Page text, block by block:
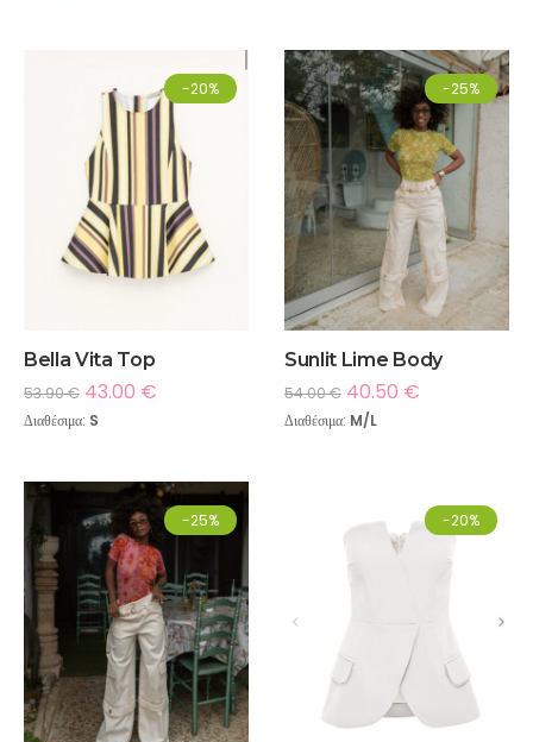
-20%
Bella Vita Top
53.90€ 43.00 €
Διαθέσιμα: S
-25%
Sunlit Lime Body
54.00€ 40.50 €
Διαθέσιμα: M/L
-25% -20%